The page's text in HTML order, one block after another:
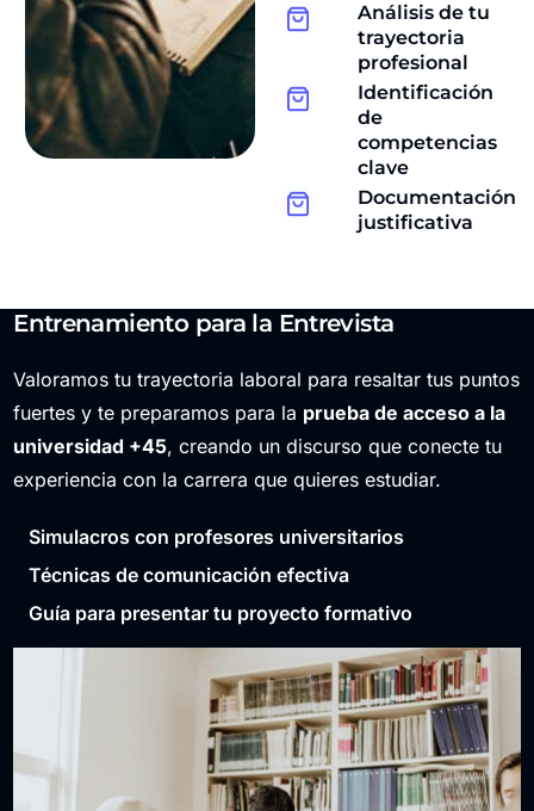
Análisis de tu
trayectoria
profesional
Identificación
de
competencias
clave
Documentación
justificativa
Entrenamiento para la Entrevista
Valoramos tu trayectoria laboral para resaltar tus puntos
fuertes y te preparamos para la prueba de acceso a la
universidad +45, creando un discurso que conecte tu
experiencia con la carrera que quieres estudiar.
Simulacros con profesores universitarios
Técnicas de comunicación efectiva
Guía para presentar tu proyecto formativo